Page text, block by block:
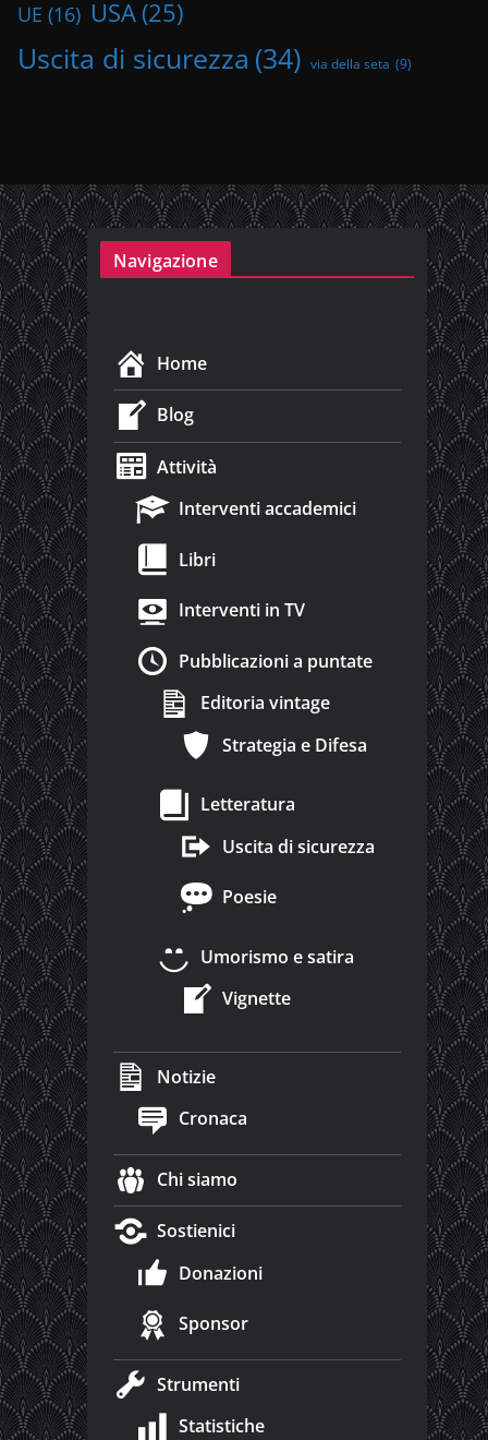
UE (16) USA (25)
Uscita di sicurezza (34) via della seta (9)
Navigazione
Home
Blog
Attività
Interventi accademici
Libri
Interventi in TV
Pubblicazioni a puntate
Editoria vintage
Strategia e Difesa
Letteratura
Uscita di sicurezza
Poesie
Umorismo e satira
Vignette
Notizie
Cronaca
Chi siamo
Sostienici
Donazioni
Sponsor
Strumenti
Statistiche